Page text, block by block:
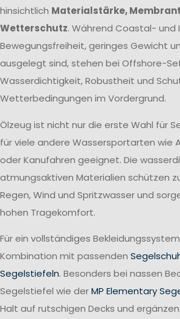
hinsichtlich Materialstärke,
Wetterschutz. Während Coastal- und
Bewegungsfreiheit, geringes Gewicht
ausgelegt sind, stehen bei Offshore-
Wasserdichtigkeit, Robustheit und
Wetterbedingungen im Vordergrund.
Ölzeug ist nicht nur die erste Wahl für
für viele andere Wassersportarten wie
oder Kanufahren geeignet. Die
atmungsaktiven Materialien schützen
Regen, Wind und Spritzwasser und
hohen Tragekomfort.
Für ein vollständiges
Kombination mit passenden
Segelstiefeln. Besonders bei nassen
Segelstiefel wie derMP Elementary
Halt auf rutschigen Decks und